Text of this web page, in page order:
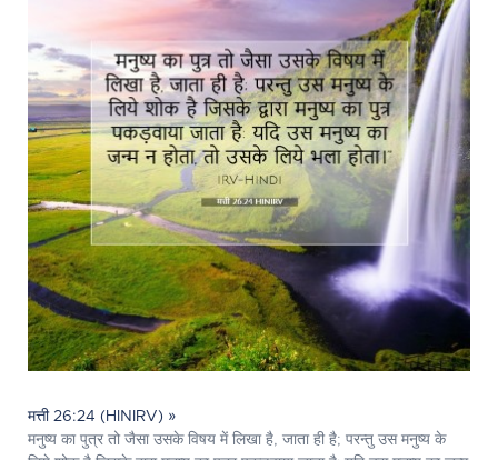
मत्ती 26:24 (HINIRV) »
मनुष्य का पुत्र तो जैसा उसके विषय में लिखा है, जाता ही है; परन्तु उस मनुष्य के